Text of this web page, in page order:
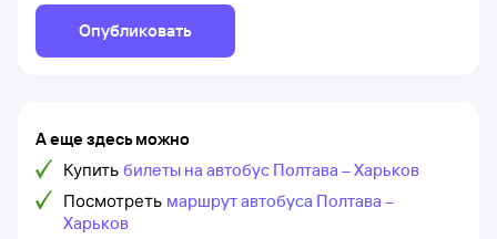
Опубликовать
А еще здесь можно
Купить билеты на автобус Полтава – Харьков
Посмотреть маршрут автобуса Полтава –
Харьков